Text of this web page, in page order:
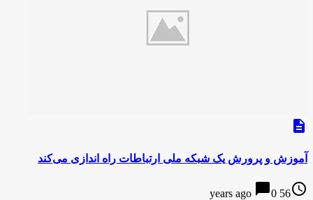
description
آموزش و پرورش یک شبکه ملی ارتباطات راه اندازی می‌کند
access_time
56 years ago
chat_bubble0